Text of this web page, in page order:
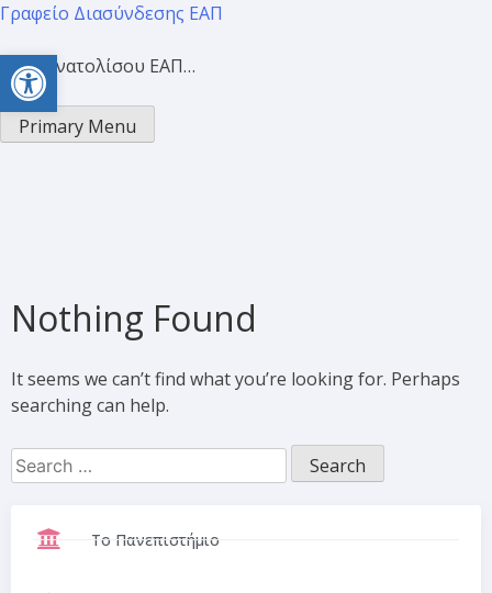
Open toolbar
Γραφείο Διασύνδεσης ΕΑΠ
Προσανατολίσου ΕΑΠ…
Primary Menu
Nothing Found
It seems we can’t find what you’re looking for. Perhaps
searching can help.
Το Πανεπιστήμιο